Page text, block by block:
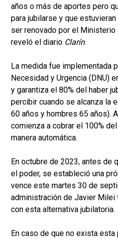
años o más de aportes pero
para jubilarse y que
ser renovado por el Ministerio
reveló el diario Clarín.
La medida fue implementada
Necesidad y Urgencia (DNU)
y garantiza el 80% del haber
percibir cuando se alcanza la
60 años y hombres 65 años).
comienza a cobrar el 100%
manera automática.
En octubre de 2023, antes de
el poder, se estableció una
vence este martes 30 de
administración de Javier Milei
con esta alternativa jubilatoria.
En caso de que no exista